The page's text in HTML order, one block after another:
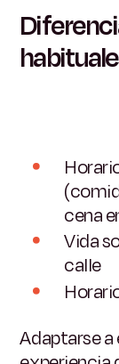
cena
Vida
calle
Adaptarse